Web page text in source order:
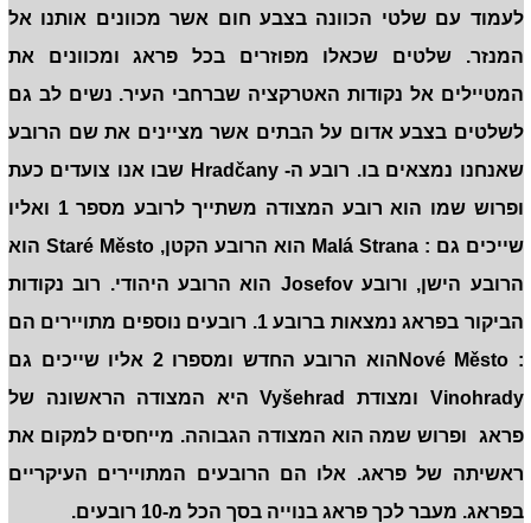
לעמוד עם שלטי הכוונה בצבע חום אשר מכוונים אותנו אל
המנזר. שלטים שכאלו מפוזרים בכל פראג ומכוונים את
המטיילים אל נקודות האטרקציה שברחבי העיר. נשים לב גם
לשלטים בצבע אדום על הבתים אשר מציינים את שם הרובע
שאנחנו נמצאים בו. רובע ה- Hradčany שבו אנו צועדים כעת
ופרוש שמו הוא רובע המצודה משתייך לרובע מספר 1 ואליו
שייכים גם : Malá Strana הוא הרובע הקטן, Staré Město הוא
הרובע הישן, ורובע Josefov הוא הרובע היהודי. רוב נקודות
הביקור בפראג נמצאות ברובע 1. רובעים נוספים מתויירים הם
: Nové Městoהוא הרובע החדש ומספרו 2 אליו שייכים גם
Vinohrady ומצודת Vyšehrad היא המצודה הראשונה של
פראג ופרוש שמה הוא המצודה הגבוהה. מייחסים למקום את
ראשיתה של פראג. אלו הם הרובעים המתויירים העיקריים
בפראג. מעבר לכך פראג בנוייה בסך הכל מ-10 רובעים.